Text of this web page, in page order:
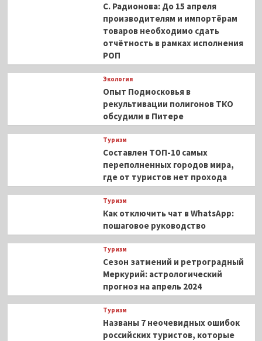
С. Радионова: До 15 апреля
производителям и импортёрам
товаров необходимо сдать
отчётность в рамках исполнения
РОП
Экология
Опыт Подмосковья в
рекультивации полигонов ТКО
обсудили в Питере
Туризм
Составлен ТОП-10 самых
переполненных городов мира,
где от туристов нет прохода
Туризм
Как отключить чат в WhatsApp:
пошаговое руководство
Туризм
Сезон затмений и ретроградный
Меркурий: астрологический
прогноз на апрель 2024
Туризм
Названы 7 неочевидных ошибок
российских туристов, которые